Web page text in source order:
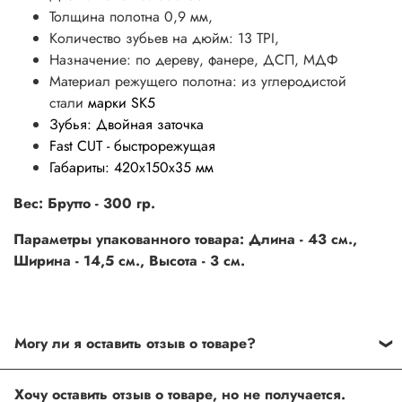
Толщина полотна 0,9 мм,
Количество зубьев на дюйм: 13 TPI,
Назначение: по дереву, фанере, ДСП, МДФ
Материал режущего полотна: из углеродистой
стали марки SK5
Зубья: Двойная заточка
Fast CUT - быстрорежущая
Габариты: 420х150х35 мм
Вес: Брутто - 300 гр.
Параметры упакованного товара: Длина - 43 см.,
Ширина - 14,5 см., Высота - 3 см.
Хочу оставить отзыв о товаре, но не получается.